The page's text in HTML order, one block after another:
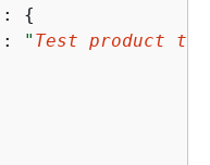
: {
: " Test product